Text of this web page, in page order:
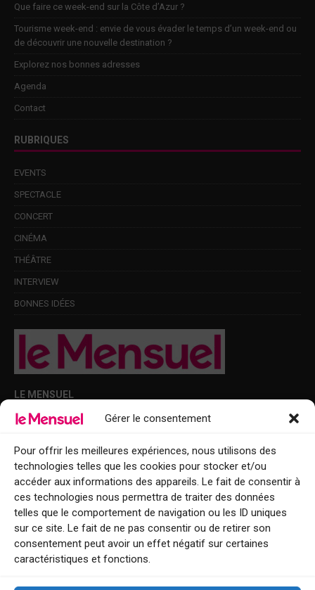
Gérer le consentement
Pour offrir les meilleures expériences, nous utilisons des
technologies telles que les cookies pour stocker et/ou
accéder aux informations des appareils. Le fait de consentir à
ces technologies nous permettra de traiter des données
telles que le comportement de navigation ou les ID uniques
sur ce site. Le fait de ne pas consentir ou de retirer son
consentement peut avoir un effet négatif sur certaines
caractéristiques et fonctions.
Que faire ce week-end sur la Côte d’Azur ?
Tourisme week-end : envie de vous évader le temps d’un week-end ou
de découvrir une nouvelle destination ?
Explorez nos bonnes adresses
Agenda
Contact
RUBRIQUES
EVENTS
SPECTACLE
CONCERT
CINÉMA
THÉÂTRE
INTERVIEW
BONNES IDÉES
LE MENSUEL
Points de diffusion Var et Alpes-Maritimes : oû trouver Le Mensuel ?
Le Mensuel en PDF : consultez le magazine en ligne
Qui sommes-nous ?
BFM Top Sorties
EVENT
Tourisme week-end : envie de vous évader le temps d’un week-end ou